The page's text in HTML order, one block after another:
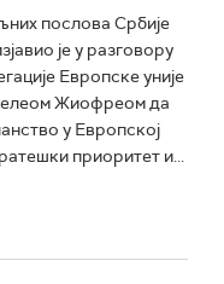
послова Србије
је у разговору
Европске уније
Жиофреом да
у Европској
приоритет и...